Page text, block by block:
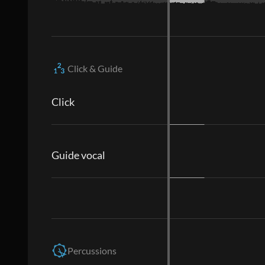
Click & Guide
Click
Guide vocal
Percussions